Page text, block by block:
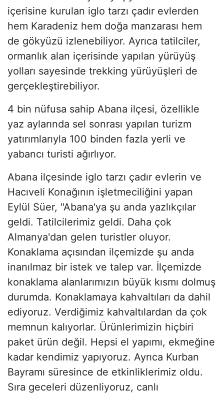
içerisine kurulan iglo tarzı çadır evlerden
hem Karadeniz hem doğa manzarası hem
de gökyüzü izlenebiliyor. Ayrıca tatilciler,
ormanlık alan içerisinde yapılan yürüyüş
yolları sayesinde trekking yürüyüşleri de
gerçekleştirebiliyor.
4 bin nüfusa sahip Abana ilçesi, özellikle
yaz aylarında sel sonrası yapılan turizm
yatırımlarıyla 100 binden fazla yerli ve
yabancı turisti ağırlıyor.
Abana ilçesinde iglo tarzı çadır evlerin ve
Hacıveli Konağının işletmeciliğini yapan
Eylül Süer, "Abana'ya şu anda yazlıkçılar
geldi. Tatilcilerimiz geldi. Daha çok
Almanya'dan gelen turistler oluyor.
Konaklama açısından ilçemizde şu anda
inanılmaz bir istek ve talep var. İlçemizde
konaklama alanlarımızın büyük kısmı dolmuş
durumda. Konaklamaya kahvaltıları da dahil
ediyoruz. Verdiğimiz kahvaltılardan da çok
memnun kalıyorlar. Ürünlerimizin hiçbiri
paket ürün değil. Hepsi el yapımı, ekmeğine
kadar kendimiz yapıyoruz. Ayrıca Kurban
Bayramı süresince de etkinliklerimiz oldu.
Sıra geceleri düzenliyoruz, canlı